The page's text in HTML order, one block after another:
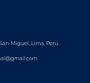
Miguel, Lima, Perú